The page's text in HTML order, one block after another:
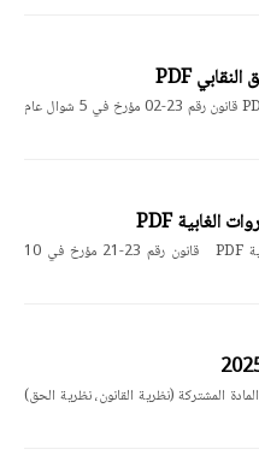
قانون رقم 23-02 يتعلق بممارسة الحق النقابي PDF قانون رقم 23-02 مؤرخ في 5 شوال عام
قانون رقم 23-21 يتعلق بالغابات والثروات الغابية PDF قانون رقم 23-21 مؤرخ في 10
المشتركة (نظرية القانون، نظرية الحق)